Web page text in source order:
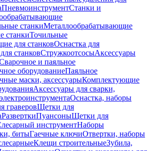
ПневмоинструментСтанки и
станкиМеталлообрабатывающие
станкиТочильные
для станковОснастка для
станковСтружкоотсосыАксессуары
и паяльное
оборудованиеПаяльное
маски, аксессуарыКомплектующие
Аксессуары для сварки,
Оснастка, наборы
граверовЩетки для
РазверткиПуансоныЩетки для
инструментНаборы
битыГаечные ключиОтвертки, наборы
Клещи строительныеЗубила,